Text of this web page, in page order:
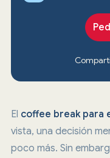
El coffee break para
vista, una decisión
poco más. Sin